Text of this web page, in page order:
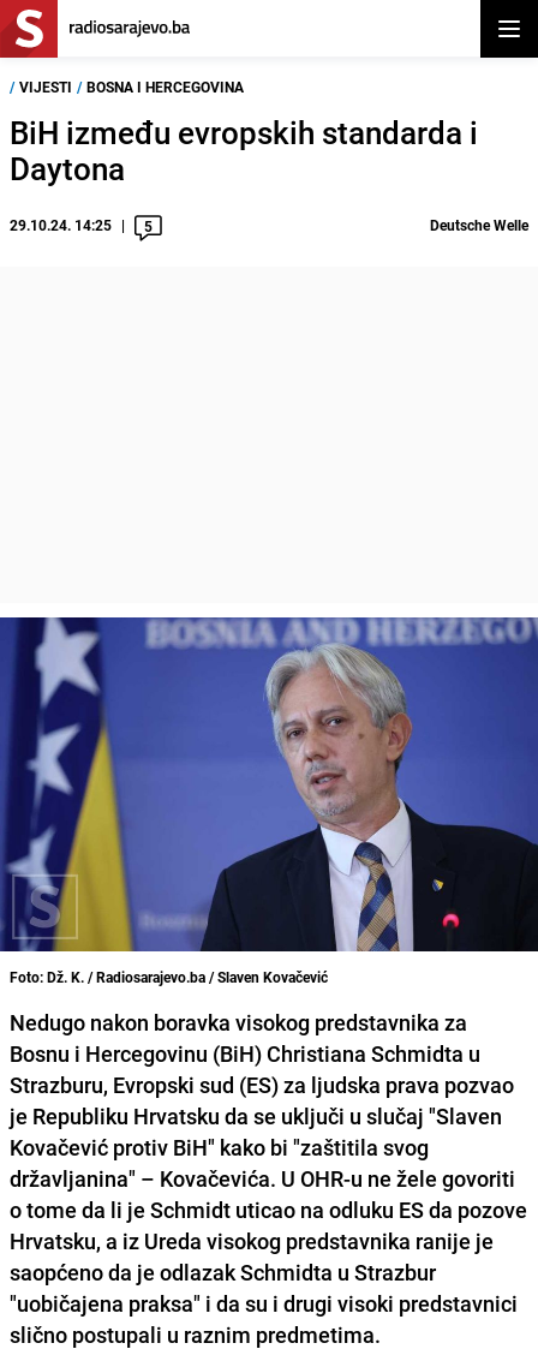
/ VIJESTI / BOSNA I HERCEGOVINA
BiH između evropskih standarda i
Daytona
29.10.24. 14:25 5 Deutsche Welle
Foto: Dž. K. / Radiosarajevo.ba / Slaven Kovačević
Nedugo nakon boravka visokog predstavnika za
Bosnu i Hercegovinu (BiH)Christiana Schmidta u
Strazburu, Evropski sud (ES) za ljudska prava pozvao
je Republiku Hrvatsku da se uključi u slučaj "Slaven
Kovačević protiv BiH" kako bi "zaštitila svog
državljanina" – Kovačevića. U OHR-u ne žele govoriti
o tome da li je Schmidt uticao na odluku ES da pozove
Hrvatsku, a iz Ureda visokog predstavnika ranije je
saopćeno da je odlazak Schmidta u Strazbur
"uobičajena praksa" i da su i drugi visoki predstavnici
slično postupali u raznim predmetima.